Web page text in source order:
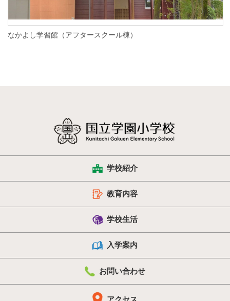
なかよし学習館（アフタースクール棟）
学校紹介
教育内容
学校生活
入学案内
お問い合わせ